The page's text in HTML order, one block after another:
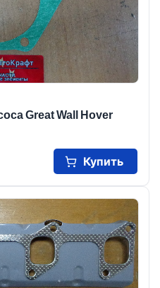
Great Wall Hover
Купить